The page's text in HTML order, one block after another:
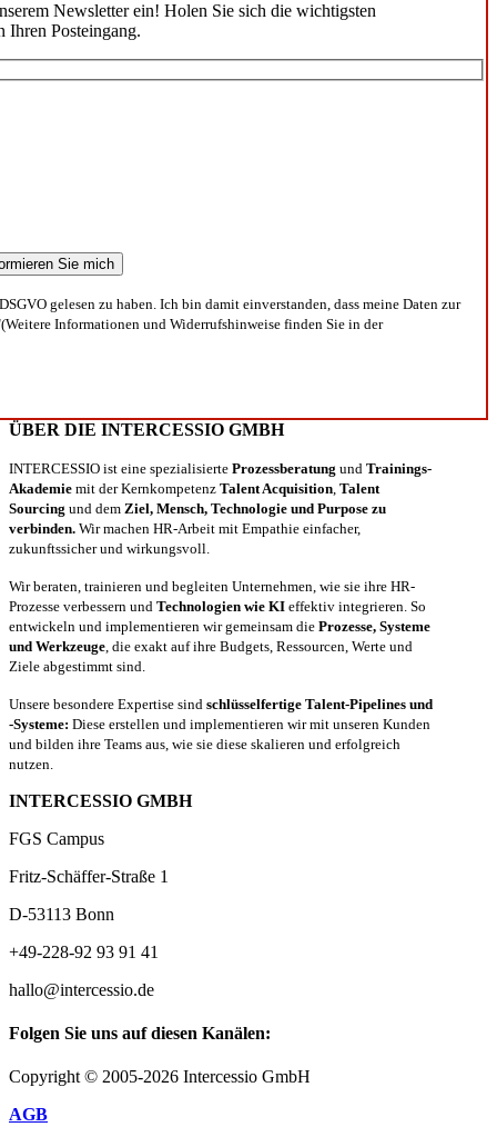
Newsletter ein! Holen Sie sich die wichtigsten
Ihren Posteingang.
gelesen zu haben. Ich bin damit einverstanden, dass meine Daten zur
Informationen und Widerrufshinweise finden Sie in der
ÜBER DIE INTERCESSIO GMBH
INTERCESSIO ist eine spezialisierte Prozessberatung und Trainings-
Akademie mit der Kernkompetenz Talent Acquisition Talent
Sourcing und dem Ziel, Mensch, Technologie und Purpose zu
verbinden. Wir machen HR-Arbeit mit Empathie einfacher,
zukunftssicher und wirkungsvoll.
Wir beraten, trainieren und begleiten Unternehmen, wie sie ihre HR-
Prozesse verbessern und Technologien wie KI effektiv integrieren. So
entwickeln und implementieren wir gemeinsam die Prozesse, Systeme
und Werkzeuge , die exakt auf ihre Budgets, Ressourcen, Werte und
Ziele abgestimmt sind.
Unsere besondere Expertise sind schlüsselfertige Talent-Pipelines und
-Systeme: Diese erstellen und implementieren wir mit unseren Kunden
und bilden ihre Teams aus, wie sie diese skalieren und erfolgreich
nutzen.
INTERCESSIO GMBH
FGS Campus
Fritz-Schäffer-Straße 1
D-53113 Bonn
+49-228-92 93 91 41
hallo@intercessio.de
Folgen Sie uns auf diesen Kanälen:
Copyright © 2005-2026 Intercessio GmbH
AGB